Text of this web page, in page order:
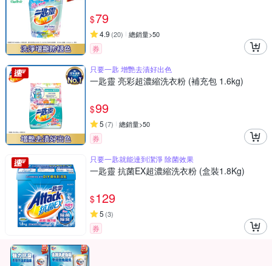
$79
4.9 (20) 總銷量>50
券
只要一匙 增艷去漬好出色
一匙靈 亮彩超濃縮洗衣粉 (補充包 1.6kg)
$99
5 (7) 總銷量>50
券
只要一匙就能達到潔淨 除菌效果
一匙靈 抗菌EX超濃縮洗衣粉 (盒裝1.8Kg)
$129
5 (3)
券